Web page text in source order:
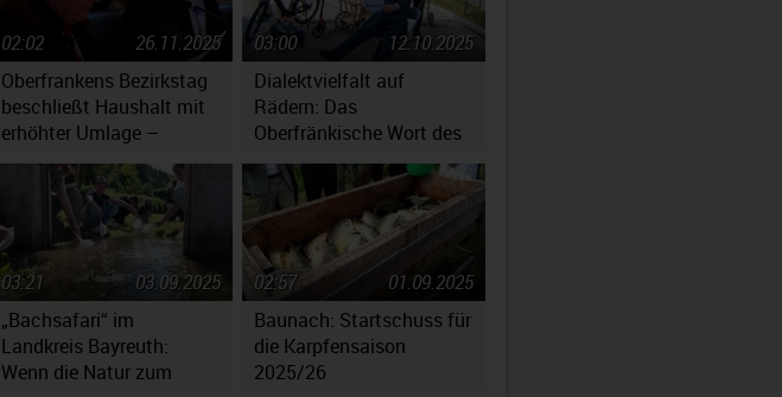
Oberfrankens Bezirkstag
beschließt Haushalt mit
erhöhter Umlage –
Massiv gestiegene
Kosten werfen Fragen auf
26.11.2025
02:02
Dialektvielfalt auf
Rädern: Das
Oberfränkische Wort des
Jahres 2025 steht fest
12.10.2025
03:00
„Bachsafari“ im
Landkreis Bayreuth:
Wenn die Natur zum
03.09.2025
03:21
Baunach: Startschuss für
die Karpfensaison
2025/26
01.09.2025
02:57